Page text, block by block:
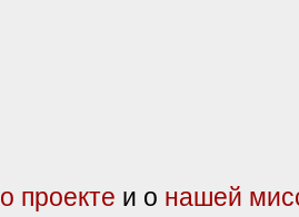
о проекте и о нашей